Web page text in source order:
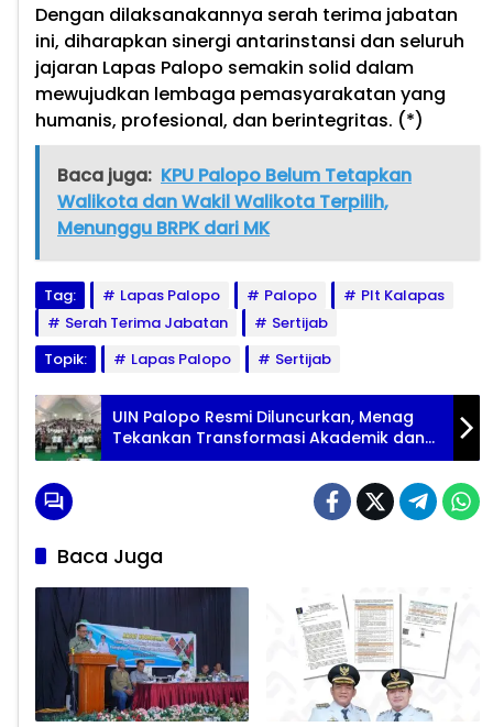
Dengan dilaksanakannya serah terima jabatan
ini, diharapkan sinergi antarinstansi dan seluruh
jajaran Lapas Palopo semakin solid dalam
mewujudkan lembaga pemasyarakatan yang
humanis, profesional, dan berintegritas. (*)
Baca juga: KPU Palopo Belum Tetapkan
Walikota dan Wakil Walikota Terpilih,
Menunggu BRPK dari MK
Tag: Lapas Palopo Palopo
Plt Kalapas
Serah Terima Jabatan
Sertijab
Topik:
Lapas Palopo Sertijab
UIN Palopo Resmi Diluncurkan, Menag
Tekankan Transformasi Akademik dan
Moral
Baca Juga